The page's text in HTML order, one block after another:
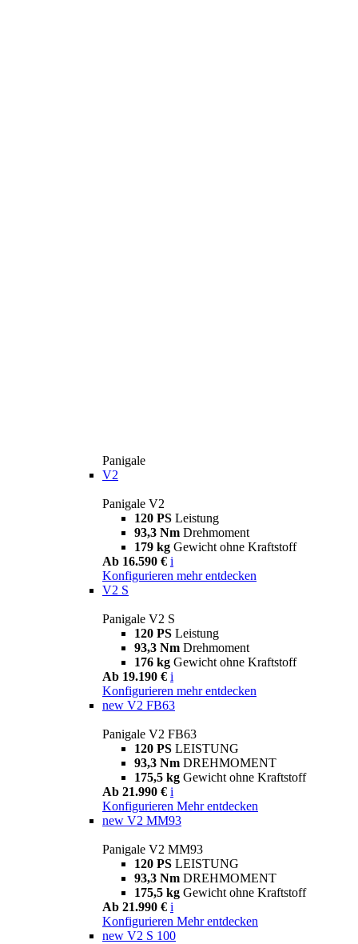
Panigale
V2
Panigale V2
120 PS Leistung
93,3 Nm Drehmoment
179 kg Gewicht ohne Kraftstoff
Ab 16.590 € i
Konfigurieren mehr entdecken
V2 S
Panigale V2 S
120 PS Leistung
93,3 Nm Drehmoment
176 kg Gewicht ohne Kraftstoff
Ab 19.190 € i
Konfigurieren mehr entdecken
new V2 FB63
Panigale V2 FB63
120 PS LEISTUNG
93,3 Nm DREHMOMENT
175,5 kg Gewicht ohne Kraftstoff
Ab 21.990 € i
Konfigurieren Mehr entdecken
new V2 MM93
Panigale V2 MM93
120 PS LEISTUNG
93,3 Nm DREHMOMENT
175,5 kg Gewicht ohne Kraftstoff
Ab 21.990 € i
Konfigurieren Mehr entdecken
new V2 S 100